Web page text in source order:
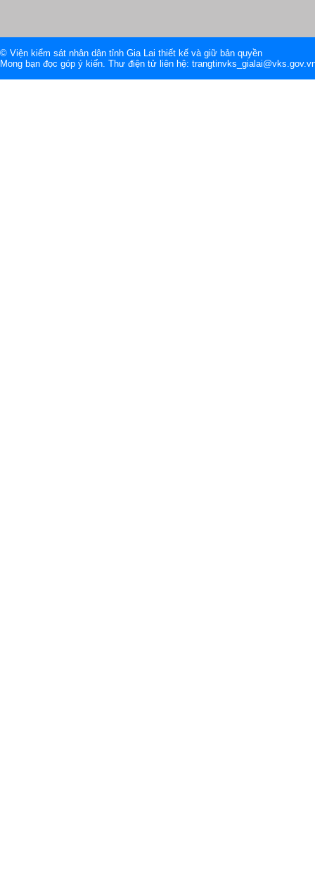
© Viện kiểm sát nhân dân tỉnh Gia Lai thiết kế và giữ bản quyền
Mong bạn đọc góp ý kiến. Thư điện tử liên hệ: